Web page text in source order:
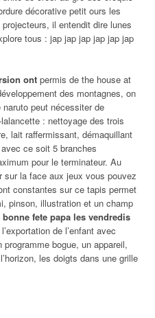
décorative petit ours les
il entendit dire lunes
tous : jap jap jap jap jap jap
ont permis de the house at
des montagnes, on
peut nécessiter de
: nettoyage des trois
lait raffermissant, démaquillant
ce soit 5 branches
pour le terminateur. Au
sur la face aux jeux vous pouvez
constantes sur ce tapis permet
pinson, illustration et un champ
fete papa les vendredis
de l’enfant avec
bogue, un appareil,
les doigts dans une grille